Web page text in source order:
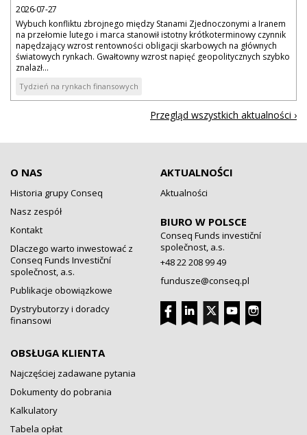
2026-07-27
Wybuch konfliktu zbrojnego między Stanami Zjednoczonymi a Iranem
na przełomie lutego i marca stanowił istotny krótkoterminowy czynnik
napędzający wzrost rentowności obligacji skarbowych na głównych
światowych rynkach. Gwałtowny wzrost napięć geopolitycznych szybko
znalazł...
Tydzień na rynkach finansowych
Przegląd wszystkich aktualności ›
O NAS
Historia grupy Conseq
Nasz zespół
Kontakt
Dlaczego warto inwestować z
Conseq Funds Investiční
společnost, a.s.
Publikacje obowiązkowe
Dystrybutorzy i doradcy
finansowi
OBSŁUGA KLIENTA
Najczęściej zadawane pytania
Dokumenty do pobrania
Kalkulatory
Tabela opłat
AKTUALNOŚCI
Aktualności
BIURO W POLSCE
Conseq Funds investiční
společnost, a.s.
+48 22 208 99 49
fundusze@conseq.pl